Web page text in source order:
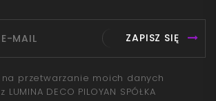
ZAPISZ SIĘ
przetwarzanie moich danych
DECO PILOYAN SPÓŁKA